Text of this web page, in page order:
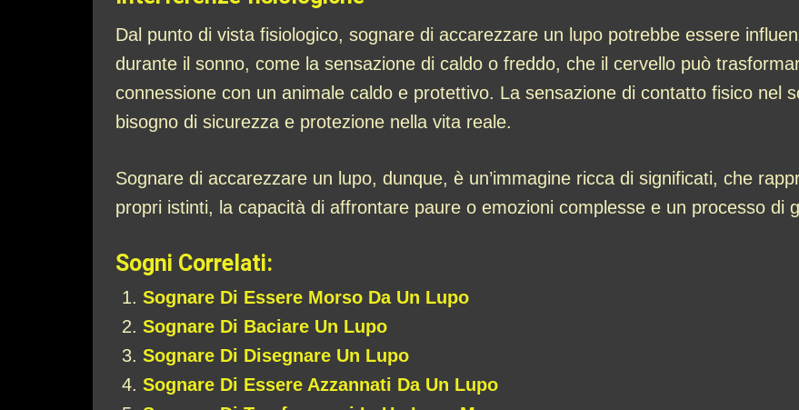
Dal punto di vista fisiologico, sognare di accarezzare un lupo potrebbe essere
durante il sonno, come la sensazione di caldo o freddo, che il cervello può
connessione con un animale caldo e protettivo. La sensazione di contatto fisico nel
bisogno di sicurezza e protezione nella vita reale.
Sognare di accarezzare un lupo, dunque, è un’immagine ricca di significati, che
propri istinti, la capacità di affrontare paure o emozioni complesse e un processo di
Sogni Correlati:
Sognare Di Essere Morso Da Un Lupo
Sognare Di Baciare Un Lupo
Sognare Di Disegnare Un Lupo
Sognare Di Essere Azzannati Da Un Lupo